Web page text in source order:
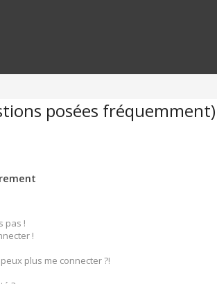
posées fréquemment)
pas !
!
plus me connecter ?!